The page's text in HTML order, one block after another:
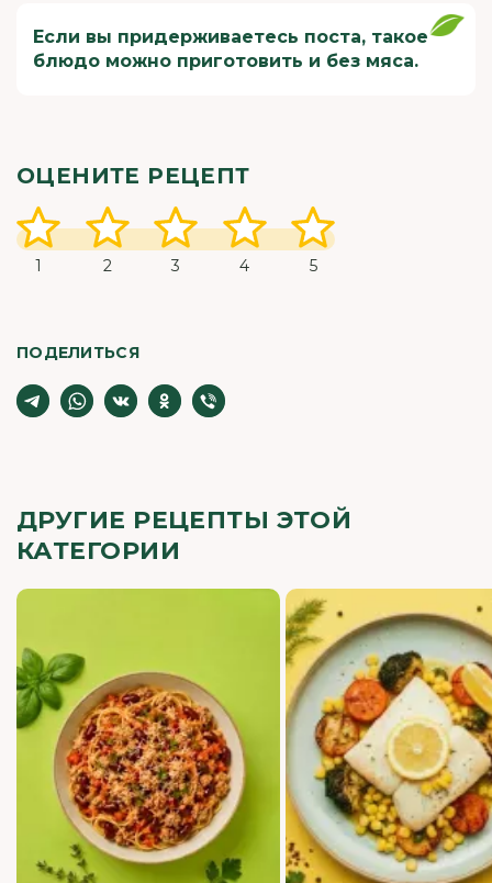
Если вы придерживаетесь поста, такое
блюдо можно приготовить и без мяса.
ОЦЕНИТЕ РЕЦЕПТ
1 2 3 4 5
ПОДЕЛИТЬСЯ
ДРУГИЕ РЕЦЕПТЫ ЭТОЙ
КАТЕГОРИИ